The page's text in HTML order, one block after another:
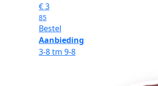
€3
85
Bestel
Aanbieding
3-8 tm 9-8